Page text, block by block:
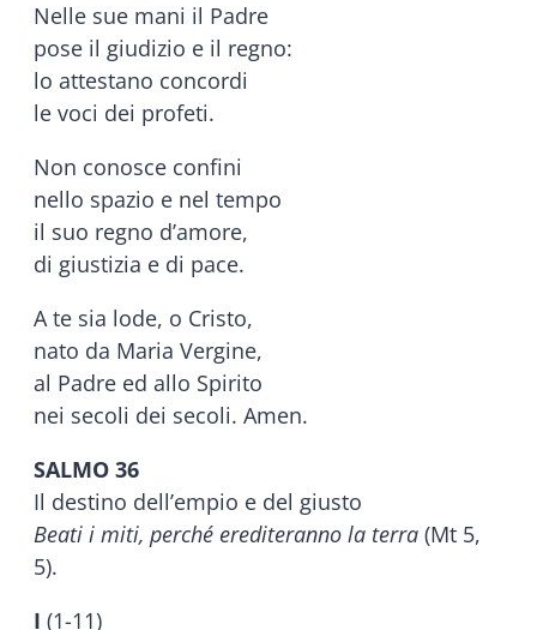
Nelle sue mani il Padre
pose il giudizio e il regno:
lo attestano concordi
le voci dei profeti.
Non conosce confini
nello spazio e nel tempo
il suo regno d’amore,
di giustizia e di pace.
A te sia lode, o Cristo,
nato da Maria Vergine,
al Padre ed allo Spirito
nei secoli dei secoli. Amen.
SALMO 36
Il destino dell’empio e del giusto
Beati i miti, perché erediteranno la terra (Mt 5,
5).
I (1-11)